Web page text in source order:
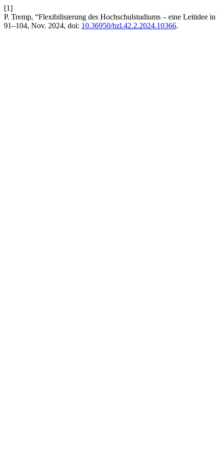
[1]
P. Tremp, “Flexibilisierung des Hochschulstudiums – eine Leitidee
91–104, Nov. 2024, doi: 10.36950/bzl.42.2.2024.10366.